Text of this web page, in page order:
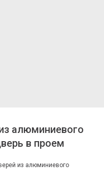
алюминиевого
в проем
из алюминиевого